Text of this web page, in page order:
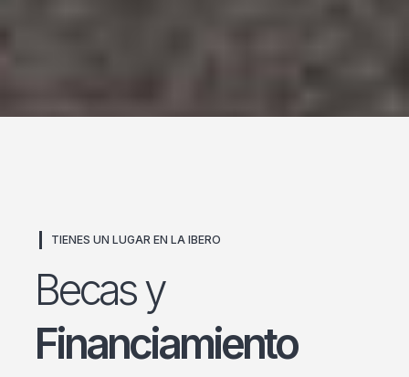
TIENES UN LUGAR EN LA IBERO
Becas y
Financiamiento